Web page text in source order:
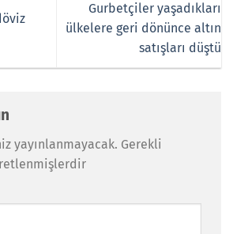
Gurbetçiler yaşadıkları
ülkelere geri dönünce altın
satışları düştü
yayınlanmayacak. Gerekli